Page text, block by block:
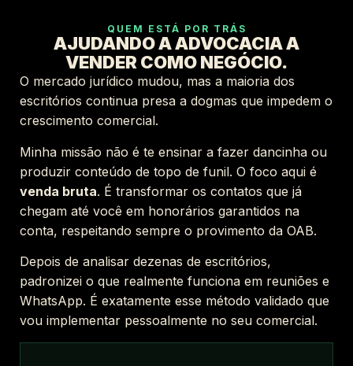
QUEM ESTÁ POR TRÁS
AJUDANDO A ADVOCACIA A
VENDER COMO NEGÓCIO.
O mercado jurídico mudou, mas a maioria dos
escritórios continua presa a dogmas que impedem o
crescimento comercial.
Minha missão não é te ensinar a fazer dancinha ou
produzir conteúdo de topo de funil. O foco aqui é
venda bruta. É transformar os contatos que já
chegam até você em honorários garantidos na
conta, respeitando sempre o provimento da OAB.
Depois de analisar dezenas de escritórios,
padronizei o que realmente funciona em reuniões e
WhatsApp. É exatamente esse método validado que
vou implementar pessoalmente no seu comercial.